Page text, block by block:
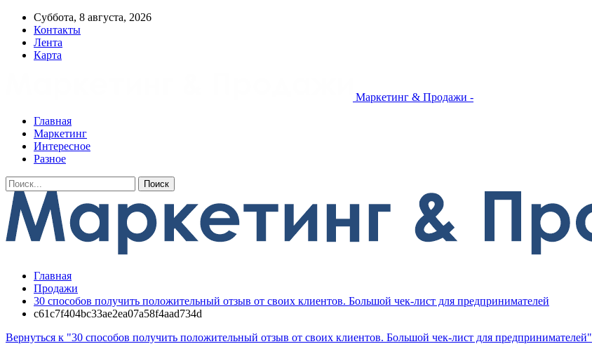
Суббота, 8 августа, 2026
Контакты
Лента
Карта
Маркетинг & Продажи -
Главная
Маркетинг
Интересное
Разное
Главная
Продажи
30 способов получить положительный отзыв от своих клиентов. Большой чек-лист для предпринимателей
c61c7f404bc33ae2ea07a58f4aad734d
Вернуться к "30 способов получить положительный отзыв от своих клиентов. Большой чек-лист для предпринимателей"